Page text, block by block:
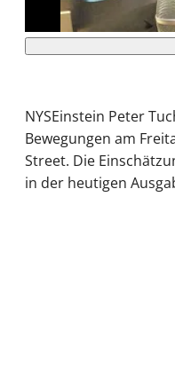
NYSEinstein Peter
Bewegungen am
Street. Die
in der heutigen